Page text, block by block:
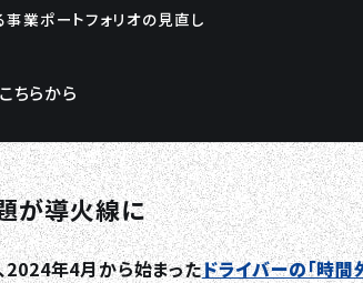
事業ポートフォリオの見直し
ちらから
が導火線に
2024年4月から始まったドライバーの「時